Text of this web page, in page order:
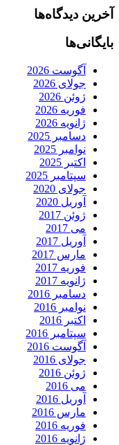
آخرین دیدگاه‌ها
بایگانی‌ها
آگوست 2026
جولای 2026
ژوئن 2026
فوریه 2026
ژانویه 2026
دسامبر 2025
نوامبر 2025
اکتبر 2025
سپتامبر 2025
جولای 2020
آوریل 2020
ژوئن 2017
می 2017
آوریل 2017
مارس 2017
فوریه 2017
ژانویه 2017
دسامبر 2016
نوامبر 2016
اکتبر 2016
سپتامبر 2016
آگوست 2016
جولای 2016
ژوئن 2016
می 2016
آوریل 2016
مارس 2016
فوریه 2016
ژانویه 2016